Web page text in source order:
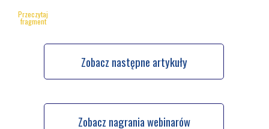
Przeczytaj
fragment
Zobacz następne artykuły
Zobacz nagrania webinarów